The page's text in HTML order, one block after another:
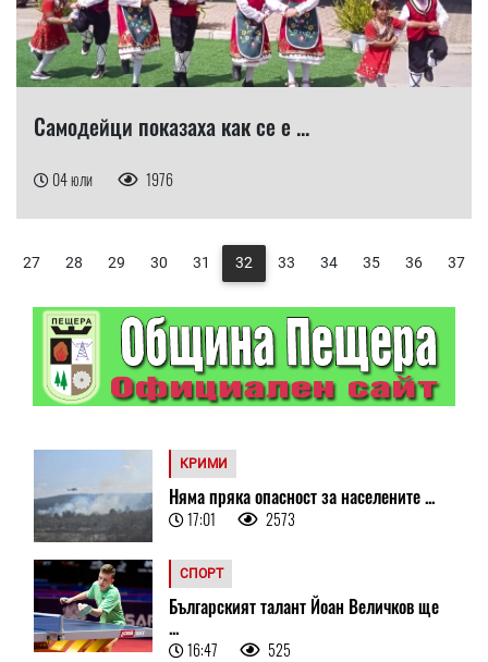
Самодейци показаха как се е ...
04 юли 1976
27 28 29 30 31 32 33 34 35 36 37
КРИМИ
Няма пряка опасност за населените ...
17:01 2573
СПОРТ
Българският талант Йоан Величков ще
...
16:47 525